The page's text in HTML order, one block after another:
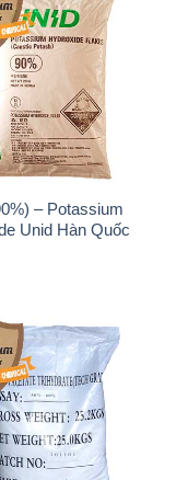
– Potassium
Unid Hàn Quốc